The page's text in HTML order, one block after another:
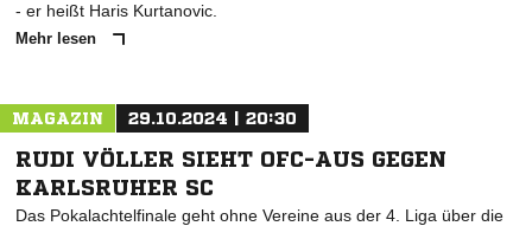
- er heißt Haris Kurtanovic.
Mehr lesen
MAGAZIN 29.10.2024 | 20:30
RUDI VÖLLER SIEHT OFC-AUS GEGEN
KARLSRUHER SC
Das Pokalachtelfinale geht ohne Vereine aus der 4. Liga über die